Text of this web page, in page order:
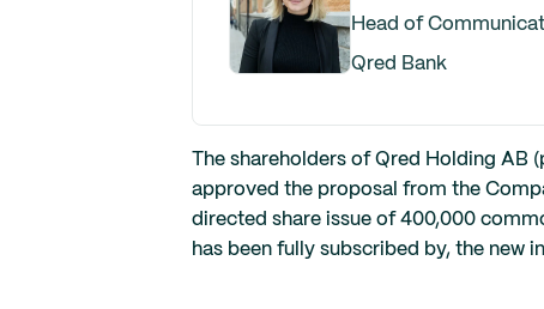
Head of
Qred Bank
The shareholders of Qred Holding AB
approved the proposal from the
directed share issue of 400,000
has been fully subscribed by, the new